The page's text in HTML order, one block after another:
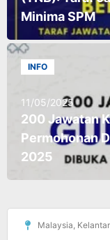
Minima SPM
INFO
11/05/2025
200 Jawatan
Permohonan
2025
Malaysia